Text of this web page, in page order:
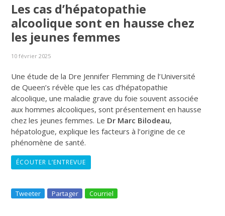
Les cas d’hépatopathie
alcoolique sont en hausse chez
les jeunes femmes
10 février 2025
Une étude de la Dre Jennifer Flemming de l’Université
de Queen’s révèle que les cas d’hépatopathie
alcoolique, une maladie grave du foie souvent associée
aux hommes alcooliques, sont présentement en hausse
chez les jeunes femmes. Le Dr Marc Bilodeau,
hépatologue, explique les facteurs à l’origine de ce
phénomène de santé.
ÉCOUTER L’ENTREVUE
Tweeter Partager Courriel